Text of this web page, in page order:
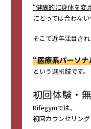
“健康的に身体を変
にとっては合わない
そこで近年注目され
“医療系パーソ
という選択肢です。
初回体験・
Rifegymでは、
初回カウンセリン